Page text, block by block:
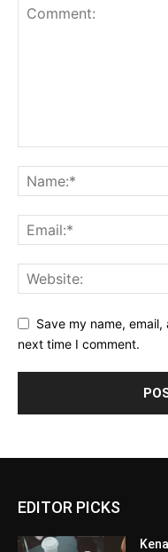
Save my name,
next time I comment.
EDITOR PICKS